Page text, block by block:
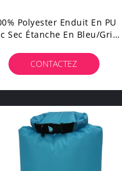
Polyester Enduit En PU
Sec Étanche En Bleu/gris
CONTACTEZ